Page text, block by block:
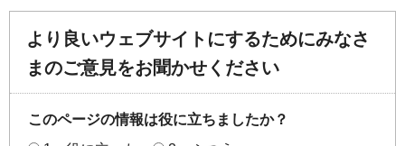
より良いウェブサイトにするためにみなさ
まのご意見をお聞かせください
このページの情報は役に立ちましたか？